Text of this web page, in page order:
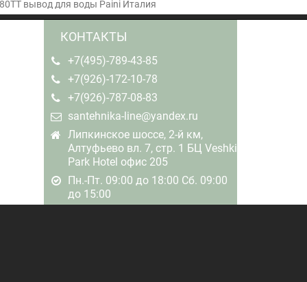
вывод для воды Paini Италия
КОНТАКТЫ
+7(495)-789-43-85
+7(926)-172-10-78
+7(926)-787-08-83
santehnika-line@yandex.ru
Липкинское шоссе, 2-й км,
Алтуфьево вл. 7, стр. 1 БЦ Veshki
Park Hotel офис 205
Пн.-Пт. 09:00 до 18:00 Сб. 09:00
до 15:00